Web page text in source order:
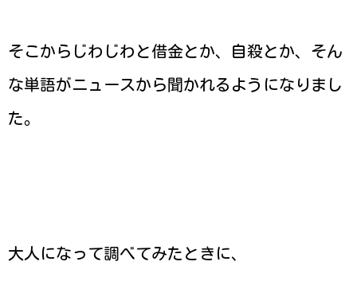
そこからじわじわと借金とか、自殺とか、そん
な単語がニュースから聞かれるようになりまし
た。
大人になって調べてみたときに、